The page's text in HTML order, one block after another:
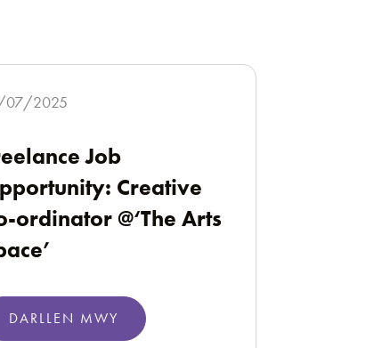
07/2025
Job
Creative
ordinator @‘The Arts
DARLLEN MWY